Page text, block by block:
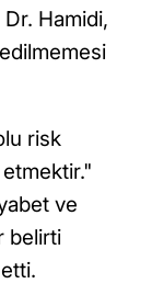
Hamidi,
risk
ve
belirti